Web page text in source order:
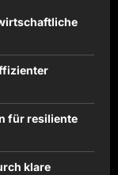
für resiliente
klare